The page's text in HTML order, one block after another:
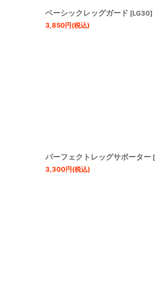
ベーシックレッグガード [LG30]
3,850円(税込)
パーフェクトレッグサポーター [
3,300円(税込)